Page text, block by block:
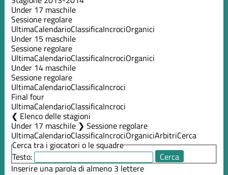
Under 17 maschile
Sessione regolare
UltimaCalendarioClassificaIncrociOrganici
Under 15 maschile
Sessione regolare
UltimaCalendarioClassificaIncrociOrganici
Under 14 maschile
Sessione regolare
UltimaCalendarioClassificaIncroci
Final four
UltimaCalendarioClassificaIncroci
Elenco delle stagioni
Under 17 maschile ❯ Sessione regolare
UltimaCalendarioClassificaIncrociOrganiciArbitriCerca
Cerca tra i giocatori o le squadre
Testo:
Inserire una parola di almeno 3 lettere